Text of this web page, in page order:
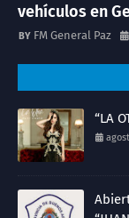
vehículos en
FM General Paz
“LA